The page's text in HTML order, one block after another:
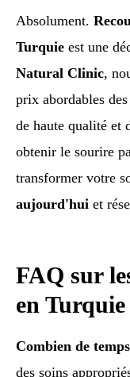
Absolument.
Turquie est une
Natural Clinic,
prix abordables des
de haute qualité et
obtenir le sourire
transformer votre
aujourd'hui et
FAQ sur
en Turquie
Combien de
des soins